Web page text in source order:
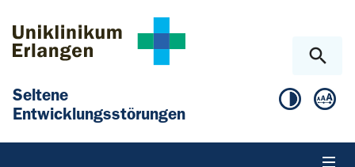
Seltene
Entwicklungsstörungen